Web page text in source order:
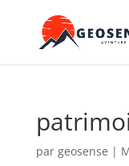
par geosense |